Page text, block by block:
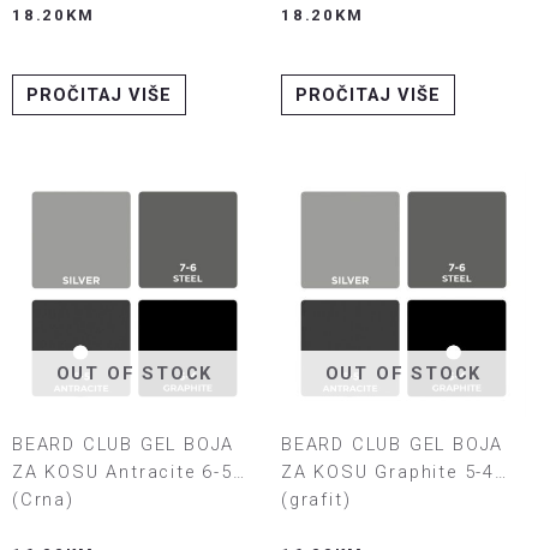
BRADU BEZ AMONIJAKA
18.20 KM
PROČITAJ VIŠE
AMONIJAKA
18.20 KM
PROČITAJ VIŠE
OUT OF STOCK
BEARD CLUB GEL BOJA
ZA KOSU Antracite 6-5
(Crna)
OUT OF STOCK
BEARD CLUB GEL BOJA
ZA KOSU Graphite 5-4
(grafit)